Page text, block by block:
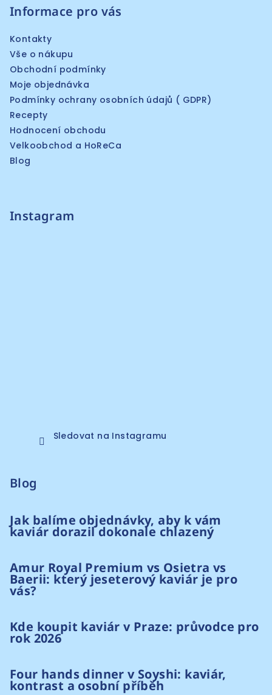
Informace pro vás
Kontakty
Vše o nákupu
Obchodní podmínky
Moje objednávka
Podmínky ochrany osobních údajů ( GDPR)
Recepty
Hodnocení obchodu
Velkoobchod a HoReCa
Blog
Instagram
Sledovat na Instagramu
Blog
Jak balíme objednávky, aby k vám
kaviár dorazil dokonale chlazený
Amur Royal Premium vs Osietra vs
Baerii: který jeseterový kaviár je pro
vás?
Kde koupit kaviár v Praze: průvodce pro
rok 2026
Four hands dinner v Soyshi: kaviár,
kontrast a osobní příběh